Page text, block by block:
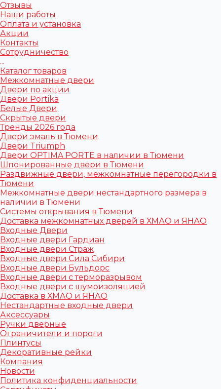
Отзывы
Наши работы
Оплата и установка
Акции
Контакты
Сотрудничество
...
Каталог товаров
Межкомнатные двери
Двери по акции
Двери Portika
Белые Двери
Скрытые двери
Тренды 2026 года
Двери эмаль в Тюмени
Двери Triumph
Двери OPTIMA PORTE в наличии в Тюмени
Шпонированные двери в Тюмени
Раздвижные двери, межкомнатные перегородки в
Тюмени
Межкомнатные двери нестандартного размера в
наличии в Тюмени
Системы открывания в Тюмени
Доставка межкомнатных дверей в ХМАО и ЯНАО
Входные Двери
Входные двери Гардиан
Входные двери Страж
Входные двери Сила Сибири
Входные двери Бульдорс
Входные двери с терморазрывом
Входные двери с шумоизоляцией
Доставка в ХМАО и ЯНАО
Нестандартные входные двери
Аксессуары
Ручки дверные
Ограничители и пороги
Плинтусы
Декоративные рейки
Компания
Новости
Политика конфиденциальности